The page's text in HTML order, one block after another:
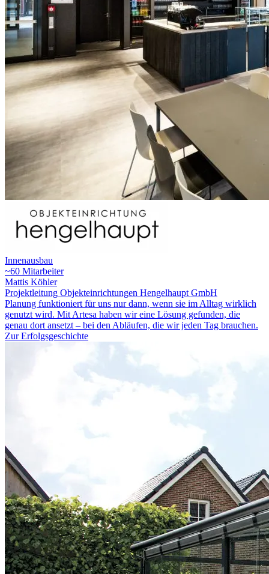
Innenausbau
~60 Mitarbeiter
Mattis Köhler
Projektleitung Objekteinrichtungen Hengelhaupt GmbH
Planung funktioniert für uns nur dann, wenn sie im Alltag wirklich
genutzt wird. Mit Artesa haben wir eine Lösung gefunden, die
genau dort ansetzt – bei den Abläufen, die wir jeden Tag brauchen.
Zur Erfolgsgeschichte